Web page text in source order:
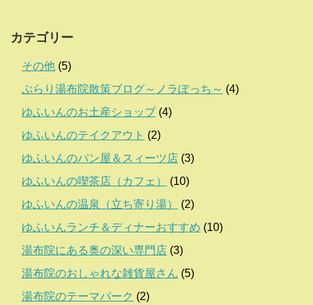
カテゴリー
その他 (5)
ぶらり湯布院散策ブログ～ノラぽっち～ (4)
ゆふいんのお土産ショップ(4)
ゆふいんのテイクアウト (2)
ゆふいんのパン屋＆スィーツ店 (3)
ゆふいんの喫茶店（カフェ）
(10)
ゆふいんの温泉（立ち寄り湯）
(2)
ゆふいんランチ＆ディナーおすすめ (10)
湯布院にある奥の深い専門店 (3)
湯布院のおしゃれな雑貨屋さん (5)
湯布院のテーマパーク (2)